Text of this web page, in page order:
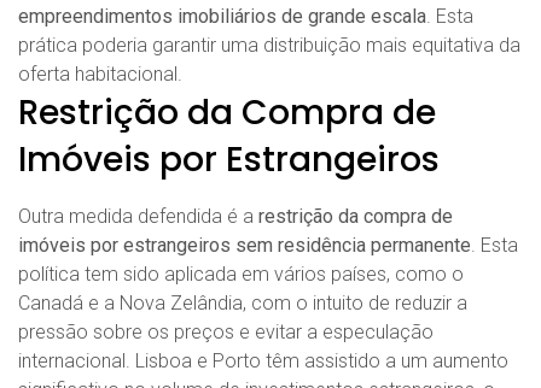
empreendimentos imobiliários de grande escala . Esta
prática poderia garantir uma distribuição mais equitativa da
oferta habitacional.
Restrição da Compra de
Imóveis por Estrangeiros
Outra medida defendida é a restrição da compra de
imóveis por estrangeiros sem residência permanente . Esta
política tem sido aplicada em vários países, como o
Canadá e a Nova Zelândia, com o intuito de reduzir a
pressão sobre os preços e evitar a especulação
internacional. Lisboa e Porto têm assistido a um aumento